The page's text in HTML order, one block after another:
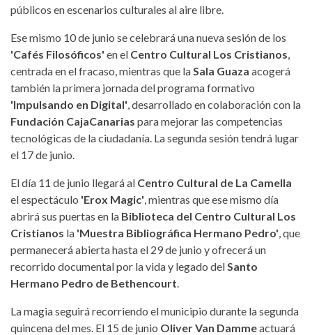
públicos en escenarios culturales al aire libre.
Ese mismo 10 de junio se celebrará una nueva sesión de los
'Cafés Filosóficos' en el Centro Cultural Los Cristianos,
centrada en el fracaso, mientras que laSala Guaza acogerá
también la primera jornada del programa formativo
'Impulsando en Digital', desarrollado en colaboración con la
Fundación CajaCanarias para mejorar las competencias
tecnológicas de la ciudadanía. La segunda sesión tendrá lugar
el 17 de junio.
El día 11 de junio llegará al Centro Cultural de La Camella
el espectáculo 'Erox Magic', mientras que ese mismo día
abrirá sus puertas en la Biblioteca del Centro Cultural Los
Cristianos la 'Muestra Bibliográfica Hermano Pedro', que
permanecerá abierta hasta el 29 de junio y ofrecerá un
recorrido documental por la vida y legado delSanto
Hermano Pedro de Bethencourt.
La magia seguirá recorriendo el municipio durante la segunda
quincena del mes. El 15 de junio Oliver Van Dammeactuará